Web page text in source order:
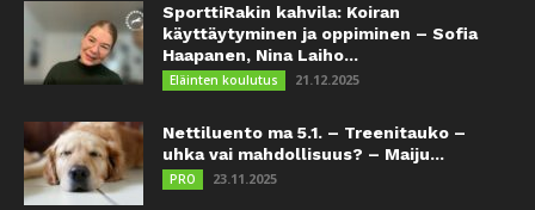
SporttiRakin kahvila: Koiran
käyttäytyminen ja oppiminen – Sofia
Haapanen, Nina Laiho...
Eläinten koulutus 21.12.2025
Nettiluento ma 5.1. – Treenitauko –
uhka vai mahdollisuus? – Maiju...
PRO 23.11.2025